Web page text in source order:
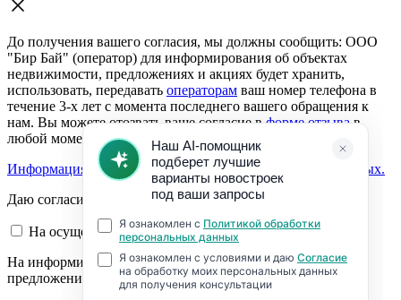
До получения вашего согласия, мы должны сообщить: ООО
"Бир Бай" (оператор) для информирования об объектах
недвижимости, предложениях и акциях будет хранить,
использовать, передавать операторам ваш номер телефона в
течение 3-х лет с момента последнего вашего обращения к
нам. Вы можете отозвать ваше согласие вформе отзывав
любой момент.
Информация о согласии на обработку персональных данных.
Даю согласие:
На осуществление обратной связи
На информирование об объектах недвижимости,
предложениях и акциях